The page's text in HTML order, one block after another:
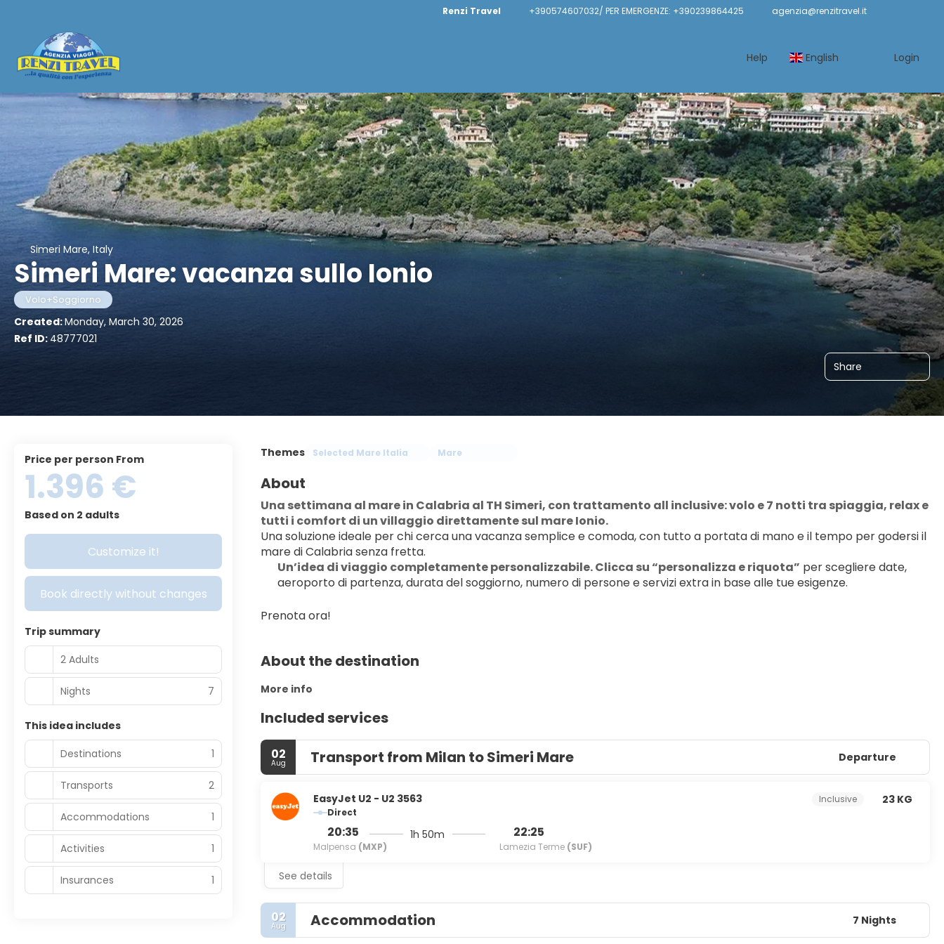
Renzi Travel +390574607032/ PER EMERGENZE: +390239864425 agenzia@renzitravel.it
Help English Login
Simeri Mare, Italy
Simeri Mare: vacanza sullo Ionio
Volo+Soggiorno
Created:Monday, March 30, 2026
Ref ID: 48777021
Share
Themes Selected Mare Italia Mare
About
Una settimana al mare in Calabria al TH Simeri, con trattamento all inclusive: volo e 7 notti tra spiaggia, relax e
tutti i comfort di un villaggio direttamente sul mare Ionio.
Una soluzione ideale per chi cerca una vacanza semplice e comoda, con tutto a portata di mano e il tempo per godersi il
mare di Calabria senza fretta.
Un’idea di viaggio completamente personalizzabile. Clicca su “personalizza e riquota” per scegliere date,
aeroporto di partenza, durata del soggiorno, numero di persone e servizi extra in base alle tue esigenze.
Prenota ora!
About the destination
More info
Included services
02
Aug Transport from Milan to Simeri Mare Departure
EasyJet U2 - U2 3563
Direct
20:35
Malpensa (MXP)
1h 50m 22:25
Lamezia Terme (SUF)
Inclusive 23 KG
See details
02
Aug Accommodation 7 Nights
price per person From
1.396 €
Based on 2 adults
Customize it!
Book directly without changes
Trip summary
2 Adults
Nights 7
This idea includes
Destinations
1
Transports 2
Accommodations 1
Activities 1
Insurances 1